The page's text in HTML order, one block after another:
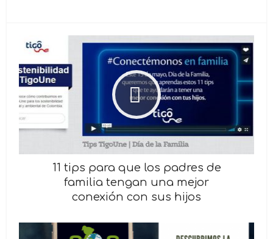
11 tips para que los padres de
familia tengan una mejor
conexión con sus hijos